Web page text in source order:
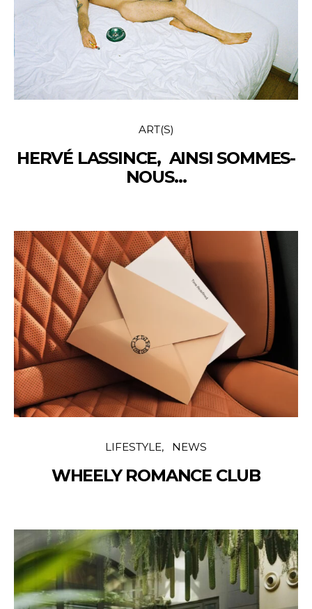
ART(S)
HERVÉ LASSINCE, AINSI SOMMES-
NOUS…
LIFESTYLE NEWS
WHEELY ROMANCE CLUB